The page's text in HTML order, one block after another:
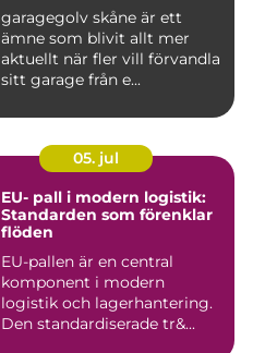
garagegolv skåne är ett
ämne som blivit allt mer
aktuellt när fler vill förvandla
sitt garage från e...
05. jul
EU- pall i modern logistik:
Standarden som förenklar
flöden
EU-pallen är en central
komponent i modern
logistik och lagerhantering.
Den standardiserade tr&...